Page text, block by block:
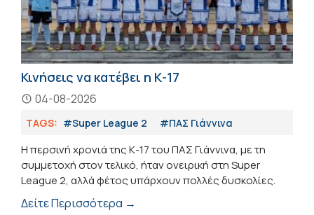
Κινήσεις να κατέβει η Κ-17
04-08-2026
TAGS: #Super League 2 #ΠΑΣ Γιάννινα
Η περσινή χρονιά της Κ-17 του ΠΑΣ Γιάννινα, με τη
συμμετοχή στον τελικό, ήταν ονειρική στη Super
League 2, αλλά φέτος υπάρχουν πολλές δυσκολίες.
Δείτε Περισσότερα →